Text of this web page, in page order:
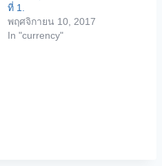
ที่ 1.
พฤศจิกายน 10, 2017
In "currency"